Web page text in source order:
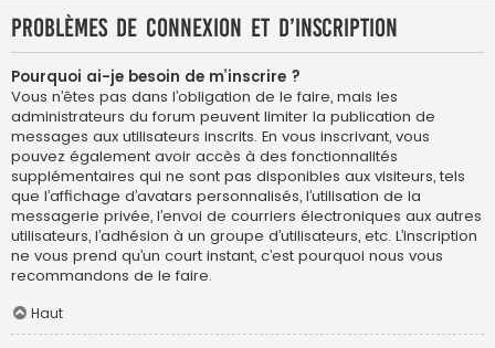
Problèmes de connexion et d’inscription
Pourquoi ai-je besoin de m’inscrire ?
Vous n’êtes pas dans l’obligation de le faire, mais les
administrateurs du forum peuvent limiter la publication de
messages aux utilisateurs inscrits. En vous inscrivant, vous
pouvez également avoir accès à des fonctionnalités
supplémentaires qui ne sont pas disponibles aux visiteurs, tels
que l’affichage d’avatars personnalisés, l’utilisation de la
messagerie privée, l’envoi de courriers électroniques aux autres
utilisateurs, l’adhésion à un groupe d’utilisateurs, etc. L’inscription
ne vous prend qu’un court instant, c’est pourquoi nous vous
recommandons de le faire.
Haut